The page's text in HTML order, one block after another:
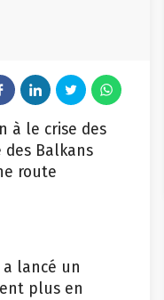
à le crise des
Balkans
route
lancé un
plus en